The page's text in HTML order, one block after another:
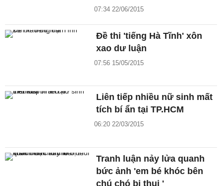
07:34 22/06/2015
Đề thi 'tiếng Hà Tĩnh' xôn
xao dư luận
07:56 15/05/2015
Liên tiếp nhiều nữ sinh mất
tích bí ẩn tại TP.HCM
06:20 22/03/2015
Tranh luận nảy lửa quanh
bức ảnh 'em bé khóc bên
chú chó bị thui '